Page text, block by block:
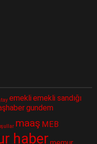
emekliemekli sandığı
gundem
maaş MEB
haber